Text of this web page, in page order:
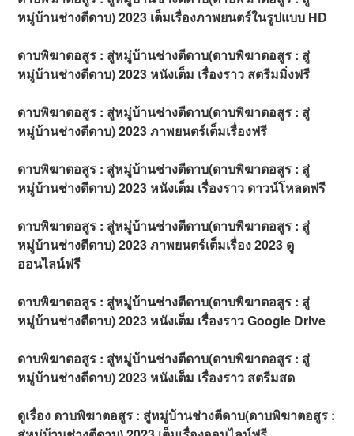
หมู่บ้านช่างตีดาบ) 2023 เต็มเรื่องภาพยนตร์ในรูปแบบ HD
ดาบพิฆาตอสูร : สู่หมู่บ้านช่างตีดาบ(ดาบพิฆาตอสูร : สู่
หมู่บ้านช่างตีดาบ) 2023 หนังเต็ม เรื่องราว สตรีมมิ่งฟรี
ดาบพิฆาตอสูร : สู่หมู่บ้านช่างตีดาบ(ดาบพิฆาตอสูร : สู่
หมู่บ้านช่างตีดาบ) 2023 ภาพยนตร์เต็มเรื่องฟรี
ดาบพิฆาตอสูร : สู่หมู่บ้านช่างตีดาบ(ดาบพิฆาตอสูร : สู่
หมู่บ้านช่างตีดาบ) 2023 หนังเต็ม เรื่องราว ดาวน์โหลดฟรี
ดาบพิฆาตอสูร : สู่หมู่บ้านช่างตีดาบ(ดาบพิฆาตอสูร : สู่
หมู่บ้านช่างตีดาบ) 2023 ภาพยนตร์เต็มเรื่อง 2023 ดู
ออนไลน์ฟรี
ดาบพิฆาตอสูร : สู่หมู่บ้านช่างตีดาบ(ดาบพิฆาตอสูร : สู่
หมู่บ้านช่างตีดาบ) 2023 หนังเต็ม เรื่องราว Google Drive
ดาบพิฆาตอสูร : สู่หมู่บ้านช่างตีดาบ(ดาบพิฆาตอสูร : สู่
หมู่บ้านช่างตีดาบ) 2023 หนังเต็ม เรื่องราว สตรีมสด
ดูเรื่อง ดาบพิฆาตอสูร : สู่หมู่บ้านช่างตีดาบ(ดาบพิฆาตอสูร :